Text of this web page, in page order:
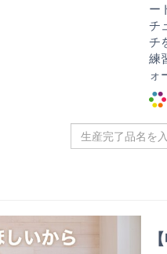
ー
チ
チ
練
ォ
産
名
を
入